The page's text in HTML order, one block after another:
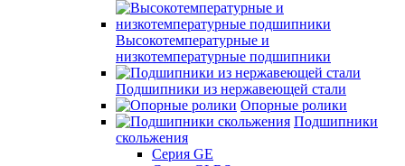
Высокотемпературные и
низкотемпературные подшипники
Подшипники из нержавеющей стали
Опорные ролики
Подшипники
скольжения
Серия GE